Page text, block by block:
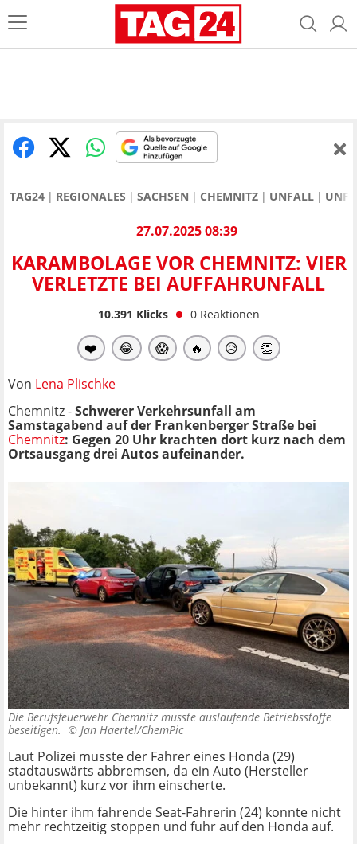
TAG24 REGIONALES SACHSEN CHEMNITZ UNFALL
27.07.2025 08:39
KARAMBOLAGE VOR CHEMNITZ: VIER
VERLETZTE BEI AUFFAHRUNFALL
10.391 Klicks 0 Reaktionen
❤️ 😂 😱 🔥 😥 👏
Von Lena Plischke
Chemnitz -Schwerer Verkehrsunfall am
Samstagabend auf der Frankenberger Straße bei
Chemnitz: Gegen 20 Uhr krachten dort kurz nach dem
Ortsausgang drei Autos aufeinander.
Die Berufsfeuerwehr Chemnitz musste auslaufende Betriebsstoffe
beseitigen. © Jan Haertel/ChemPic
Laut Polizei musste der Fahrer eines Honda (29)
stadtauswärts abbremsen, da ein Auto (Hersteller
unbekannt) kurz vor ihm einscherte.
Die hinter ihm fahrende Seat-Fahrerin (24) konnte nicht
mehr rechtzeitig stoppen und fuhr auf den Honda auf.